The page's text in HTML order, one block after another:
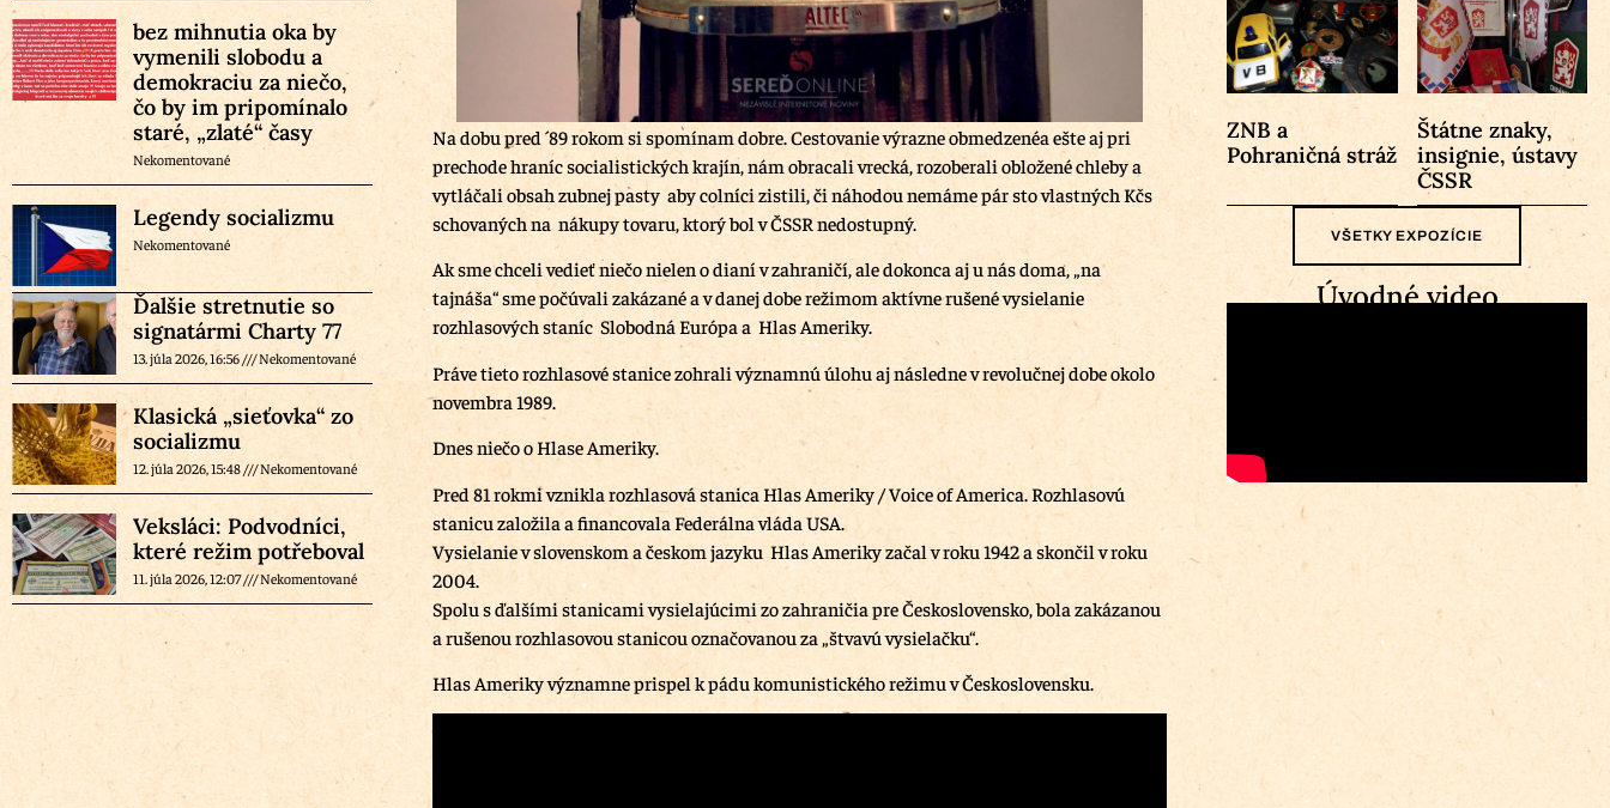
bez mihnutia oka by
vymenili slobodu a
demokraciu za niečo,
čo by im pripomínalo
staré, „zlaté“ časy
Nekomentované
Legendy socializmu
Nekomentované
Ďalšie stretnutie so
signatármi Charty 77
13. júla 2026, 16:56 Nekomentované
Klasická „sieťovka“ zo
socializmu
12. júla 2026, 15:48 Nekomentované
Veksláci: Podvodníci,
které režim potřeboval
11. júla 2026, 12:07 Nekomentované
Na dobu pred ´89 rokom si spomínam dobre. Cestovanie výrazne obmedzenéa ešte aj pri
prechode hraníc socialistických krajín, nám obracali vrecká, rozoberali obložené chleby a
vytláčali obsah zubnej pasty aby colníci zistili, či náhodou nemáme pár sto vlastných Kčs
schovaných na nákupy tovaru, ktorý bol v ČSSR nedostupný.
Ak sme chceli vedieť niečo nielen o dianí v zahraničí, ale dokonca aj u nás doma, „na
tajnáša“ sme počúvali zakázané a v danej dobe režimom aktívne rušené vysielanie
rozhlasových staníc Slobodná Európa a Hlas Ameriky.
Práve tieto rozhlasové stanice zohrali významnú úlohu aj následne v revolučnej dobe okolo
novembra 1989.
Dnes niečo o Hlase Ameriky.
Pred 81 rokmi vznikla rozhlasová stanica Hlas Ameriky / Voice of America. Rozhlasovú
stanicu založila a financovala Federálna vláda USA.
Vysielanie v slovenskom a českom jazyku Hlas Ameriky začal v roku 1942 a skončil v roku
2004.
Spolu s ďalšími stanicami vysielajúcimi zo zahraničia pre Československo, bola zakázanou
a rušenou rozhlasovou stanicou označovanou za „štvavú vysielačku“.
Hlas Ameriky významne prispel k pádu komunistického režimu v Československu.
ZNB a
Pohraničná stráž
Štátne znaky,
insignie, ústavy
ČSSR
VŠETKY EXPOZÍCIE
Úvodné video